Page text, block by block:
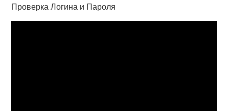
Проверка Логина и Пароля